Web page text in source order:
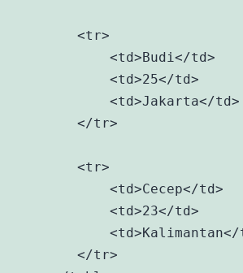
        <tr>
            <td>Budi</td>
            <td>25</td>
            <td>Jakarta</td>
        </tr>
        <tr>
            <td>Cecep</td>
            <td>23</td>
<td>Kalimantan</
        </tr>